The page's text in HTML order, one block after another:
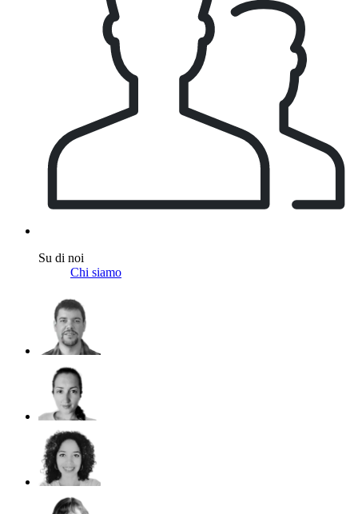
Su di noi
Chi siamo